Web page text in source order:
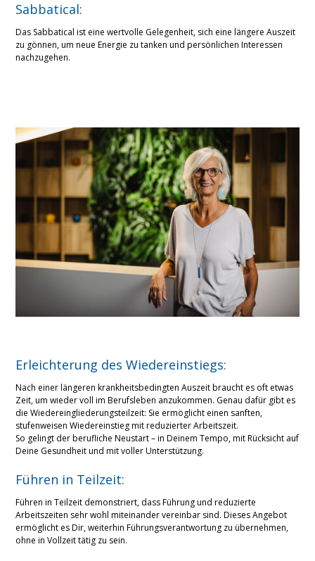
Sabbatical:
Das Sabbatical ist eine wertvolle Gelegenheit, sich eine längere Auszeit
zu gönnen, um neue Energie zu tanken und persönlichen Interessen
nachzugehen.
Erleichterung des Wiedereinstiegs:
Nach einer längeren krankheitsbedingten Auszeit braucht es oft etwas
Zeit, um wieder voll im Berufsleben anzukommen. Genau dafür gibt es
die Wiedereingliederungsteilzeit: Sie ermöglicht einen sanften,
stufenweisen Wiedereinstieg mit reduzierter Arbeitszeit.
So gelingt der berufliche Neustart – in Deinem Tempo, mit Rücksicht auf
Deine Gesundheit und mit voller Unterstützung.
Führen in Teilzeit:
Führen in Teilzeit demonstriert, dass Führung und reduzierte
Arbeitszeiten sehr wohl miteinander vereinbar sind. Dieses Angebot
ermöglicht es Dir, weiterhin Führungsverantwortung zu übernehmen,
ohne in Vollzeit tätig zu sein.